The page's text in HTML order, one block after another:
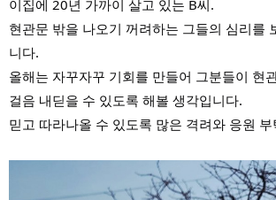
이집에 20년 가까이 살고 있는 B씨.
현관문 밖을 나오기 꺼려하는 그들의 심리를
니다.
올해는 자꾸자꾸 기회를 만들어 그분들이 현
걸음 내딛을 수 있도록 해볼 생각입니다.
믿고 따라나올 수 있도록 많은 격려와 응원